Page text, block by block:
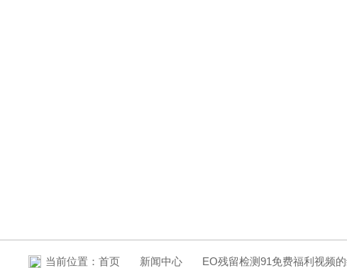
当前位置：首页 新闻中心 EO残留检测91免费福利视频